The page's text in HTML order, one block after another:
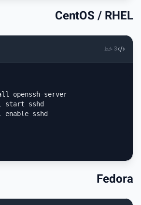
CentOS / RHEL
3 خط
openssh-server
start sshd
enable sshd
Fedora